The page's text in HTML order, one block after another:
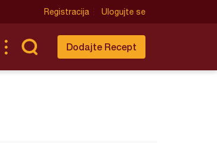
Registracija Ulogujte se
Dodajte Recept